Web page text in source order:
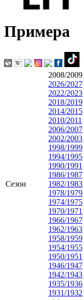
Примера
Сезон
2008/2009
2026/2027
2022/2023
2018/2019
2014/2015
2010/2011
2006/2007
2002/2003
1998/1999
1994/1995
1990/1991
1986/1987
1982/1983
1978/1979
1974/1975
1970/1971
1966/1967
1962/1963
1958/1959
1954/1955
1950/1951
1946/1947
1942/1943
1935/1936
1931/1932